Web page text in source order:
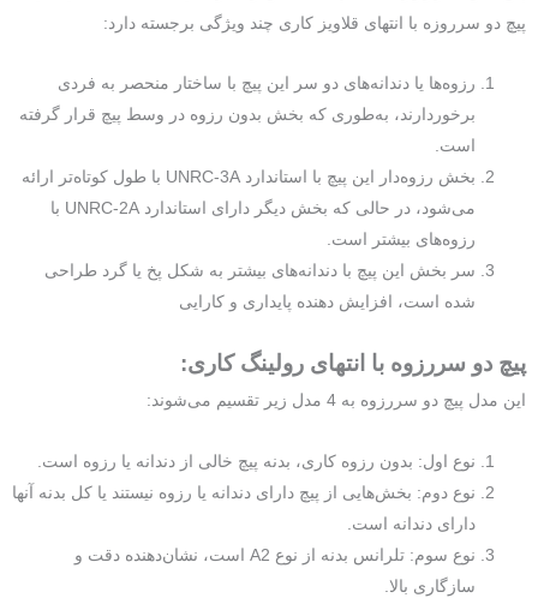
پیچ دو سرروزه با انتهای قلاویز کاری چند ویژگی برجسته دارد:
رزوه‌ها یا دندانه‌های دو سر این پیچ با ساختار منحصر به فردی
برخوردارند، به‌طوری که بخش بدون رزوه در وسط پیچ قرار گرفته
است.
بخش رزوه‌دار این پیچ با استاندارد UNRC-3A با طول کوتاه‌تر ارائه
می‌شود، در حالی که بخش دیگر دارای استاندارد UNRC-2A با
رزوه‌های بیشتر است.
سر بخش این پیچ با دندانه‌های بیشتر به شکل پخ یا گرد طراحی
شده است، افزایش دهنده پایداری و کارایی
پیچ دو سررزوه با انتهای رولینگ کاری:
این مدل پیچ دو سررزوه به 4 مدل زیر تقسیم می‌شوند:
نوع اول: بدون رزوه کاری، بدنه پیچ خالی از دندانه یا رزوه است.
نوع دوم: بخش‌هایی از پیچ دارای دندانه یا رزوه نیستند یا کل بدنه آنها
دارای دندانه است.
نوع سوم: تلرانس بدنه از نوع A2 است، نشان‌دهنده دقت و
سازگاری بالا.